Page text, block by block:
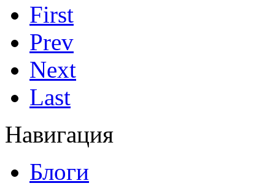
First
Prev
Next
Last
Навигация
Блоги